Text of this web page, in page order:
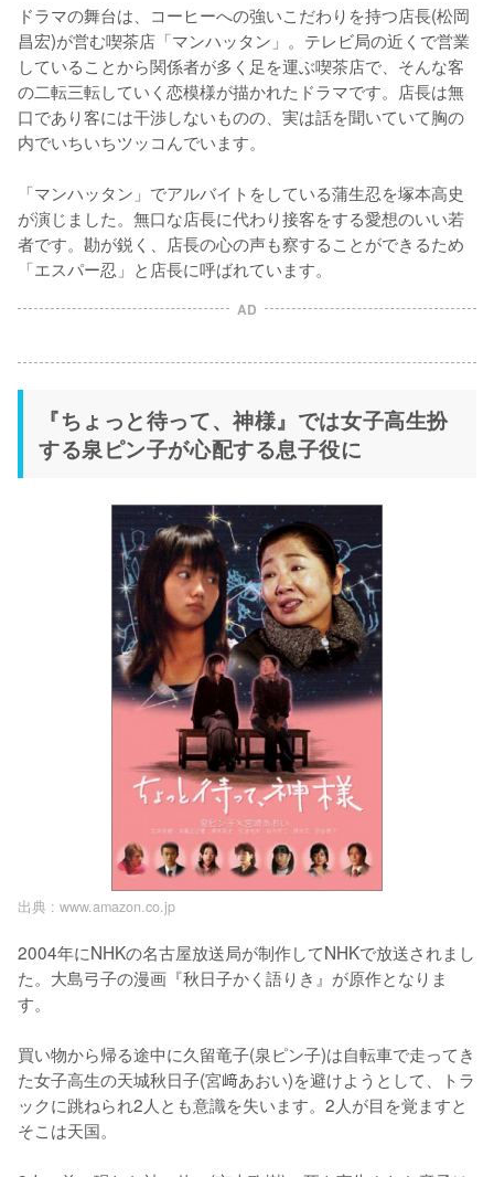
ドラマの舞台は、コーヒーへの強いこだわりを持つ店長(松岡
昌宏)が営む喫茶店「マンハッタン」。テレビ局の近くで営業
していることから関係者が多く足を運ぶ喫茶店で、そんな客
の二転三転していく恋模様が描かれたドラマです。店長は無
口であり客には干渉しないものの、実は話を聞いていて胸の
内でいちいちツッコんでいます。
「マンハッタン」でアルバイトをしている蒲生忍を塚本高史
が演じました。無口な店長に代わり接客をする愛想のいい若
者です。勘が鋭く、店長の心の声も察することができるため
「エスパー忍」と店長に呼ばれています。
AD
『ちょっと待って、神様』では女子高生扮
する泉ピン子が心配する息子役に
出典 : www.amazon.co.jp
2004年にNHKの名古屋放送局が制作してNHKで放送されまし
た。大島弓子の漫画『秋日子かく語りき』が原作となりま
す。
買い物から帰る途中に久留竜子(泉ピン子)は自転車で走ってき
た女子高生の天城秋日子(宮﨑あおい)を避けようとして、トラ
ックに跳ねられ2人とも意識を失います。2人が目を覚ますと
そこは天国。